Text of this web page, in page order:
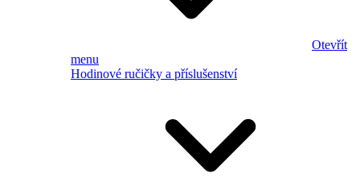
Otevřít
menu
Hodinové ručičky a příslušenství